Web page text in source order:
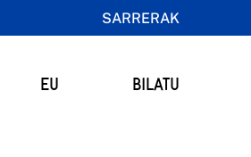
SARRERAK
EU BILATU